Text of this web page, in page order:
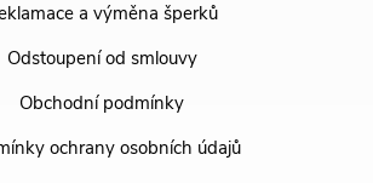
a výměna šperků
Odstoupení od smlouvy
Obchodní podmínky
ochrany osobních údajů